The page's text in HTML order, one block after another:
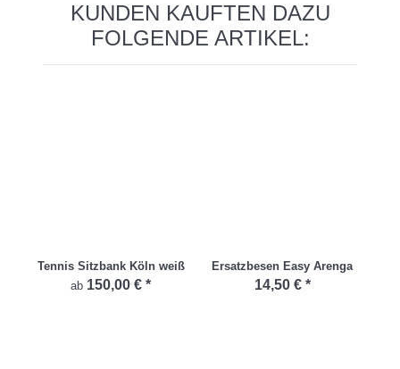
KUNDEN KAUFTEN DAZU
FOLGENDE ARTIKEL:
Tennis Sitzbank Köln weiß
ab 150,00 € *
Ersatzbesen Easy Arenga
14,50 € *